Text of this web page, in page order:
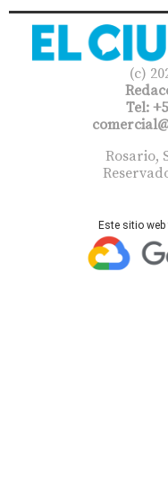
(c)
Tel:
Rosario,
Este sitio